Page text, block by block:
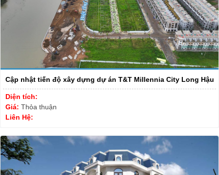
Cập nhật tiến độ xây dựng dự án T&T Millennia City Long Hậu
Diện tích:
Giá: Thỏa thuận
Liên Hệ: